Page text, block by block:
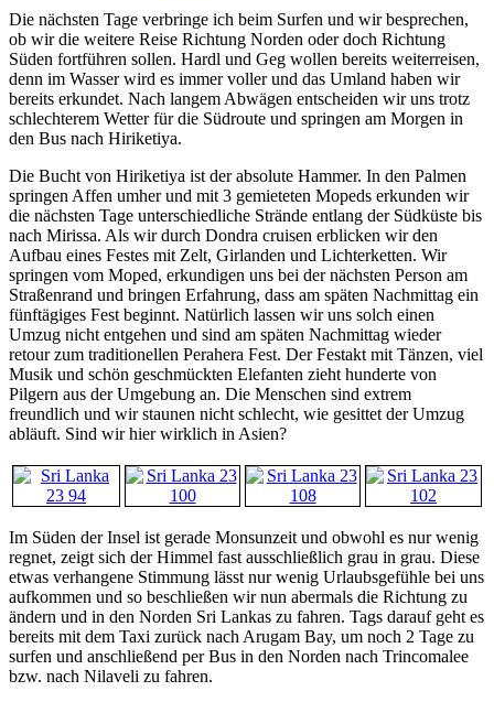
Die nächsten Tage verbringe ich beim Surfen und wir besprechen,
ob wir die weitere Reise Richtung Norden oder doch Richtung
Süden fortführen sollen. Hardl und Geg wollen bereits weiterreisen,
denn im Wasser wird es immer voller und das Umland haben wir
bereits erkundet. Nach langem Abwägen entscheiden wir uns trotz
schlechterem Wetter für die Südroute und springen am Morgen in
den Bus nach Hiriketiya.
Die Bucht von Hiriketiya ist der absolute Hammer. In den Palmen
springen Affen umher und mit 3 gemieteten Mopeds erkunden wir
die nächsten Tage unterschiedliche Strände entlang der Südküste bis
nach Mirissa. Als wir durch Dondra cruisen erblicken wir den
Aufbau eines Festes mit Zelt, Girlanden und Lichterketten. Wir
springen vom Moped, erkundigen uns bei der nächsten Person am
Straßenrand und bringen Erfahrung, dass am späten Nachmittag ein
fünftägiges Fest beginnt. Natürlich lassen wir uns solch einen
Umzug nicht entgehen und sind am späten Nachmittag wieder
retour zum traditionellen Perahera Fest. Der Festakt mit Tänzen, viel
Musik und schön geschmückten Elefanten zieht hunderte von
Pilgern aus der Umgebung an. Die Menschen sind extrem
freundlich und wir staunen nicht schlecht, wie gesittet der Umzug
abläuft. Sind wir hier wirklich in Asien?
Im Süden der Insel ist gerade Monsunzeit und obwohl es nur wenig
regnet, zeigt sich der Himmel fast ausschließlich grau in grau. Diese
etwas verhangene Stimmung lässt nur wenig Urlaubsgefühle bei uns
aufkommen und so beschließen wir nun abermals die Richtung zu
ändern und in den Norden Sri Lankas zu fahren. Tags darauf geht es
bereits mit dem Taxi zurück nach Arugam Bay, um noch 2 Tage zu
surfen und anschließend per Bus in den Norden nach Trincomalee
bzw. nach Nilaveli zu fahren.